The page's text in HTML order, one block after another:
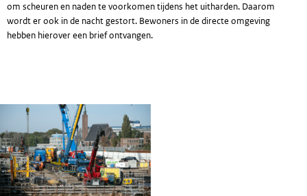
om scheuren en naden te voorkomen tijdens het uitharden. Daarom
wordt er ook in de nacht gestort. Bewoners in de directe omgeving
hebben hierover een brief ontvangen.